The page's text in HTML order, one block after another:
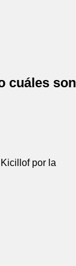
cuáles son